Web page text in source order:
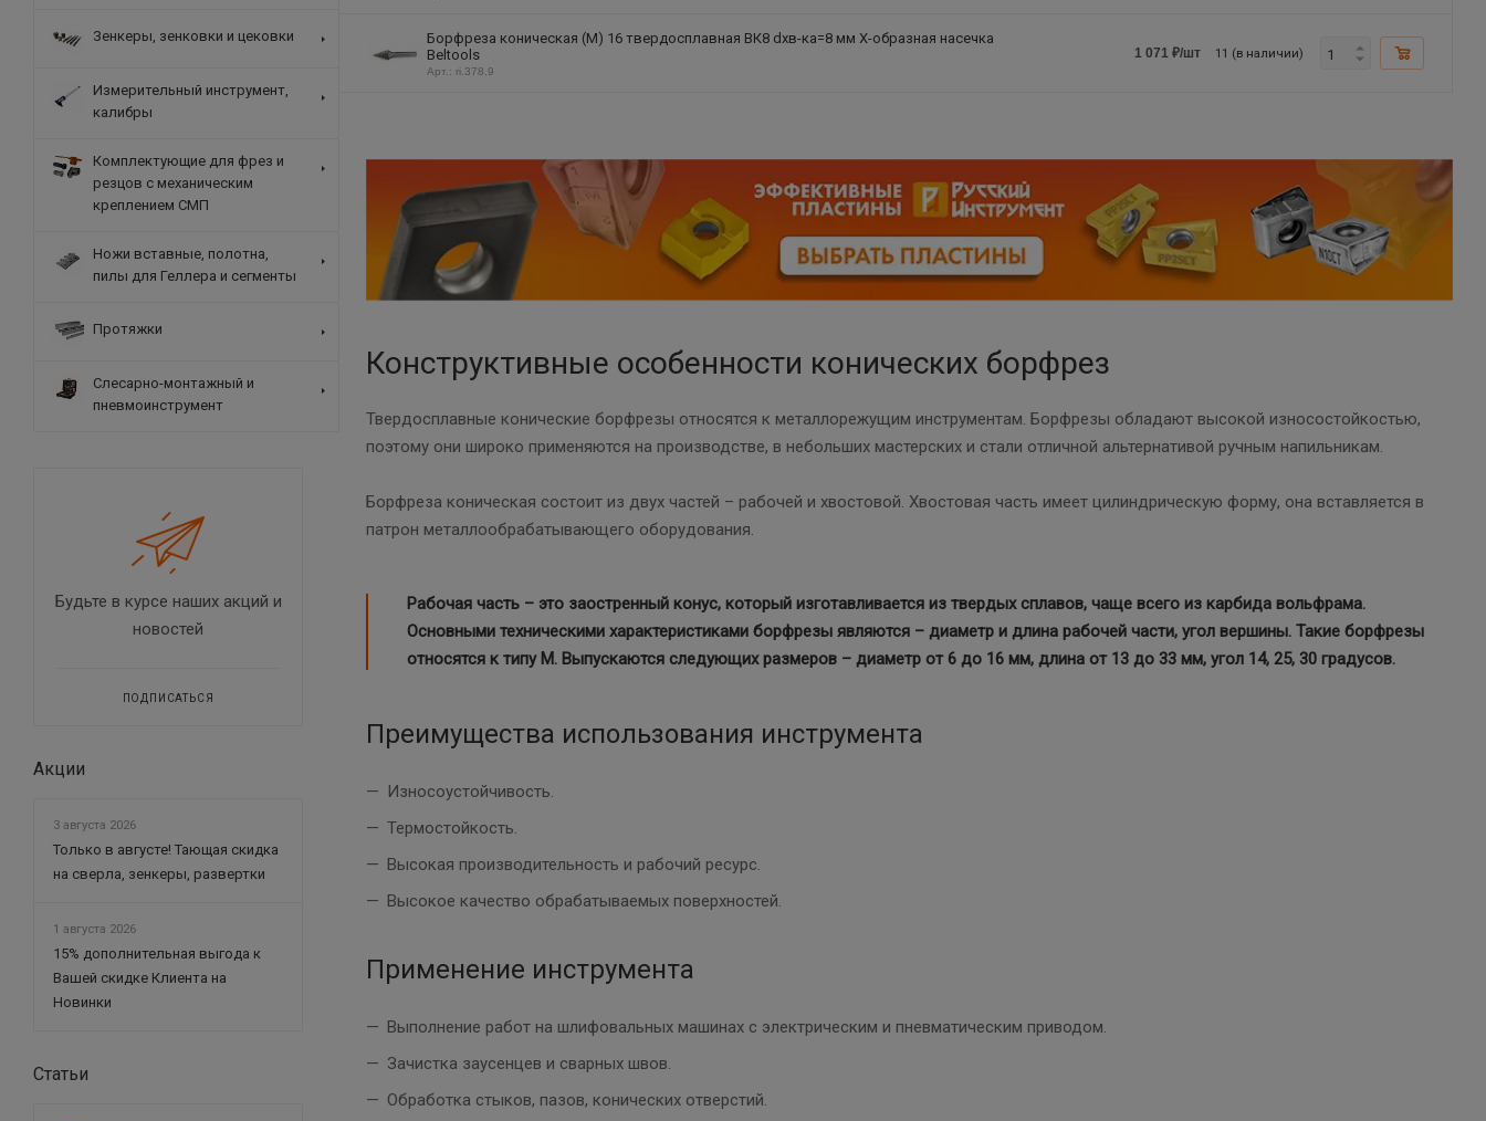
Борфреза коническая (M) 16 твердосплавная ВК8 dхв-ка=8 мм Х-образная насечка
Beltools
Арт.: ri.378.9
1 071 ₽/шт 11 (в наличии)
Конструктивные особенности конических борфрез
Твердосплавные конические борфрезы относятся к металлорежущим инструментам. Борфрезы обладают высокой износостойкостью,
поэтому они широко применяются на производстве, в небольших мастерских и стали отличной альтернативой ручным напильникам.
Борфреза коническая состоит из двух частей – рабочей и хвостовой. Хвостовая часть имеет цилиндрическую форму, она вставляется в
патрон металлообрабатывающего оборудования.
Рабочая часть – это заостренный конус, который изготавливается из твердых сплавов, чаще всего из карбида вольфрама.
Основными техническими характеристиками борфрезы являются – диаметр и длина рабочей части, угол вершины. Такие борфрезы
относятся к типу М. Выпускаются следующих размеров – диаметр от 6 до 16 мм, длина от 13 до 33 мм, угол 14, 25, 30 градусов.
Преимущества использования инструмента
Износоустойчивость.
Термостойкость.
Высокая производительность и рабочий ресурс.
Высокое качество обрабатываемых поверхностей.
Применение инструмента
Выполнение работ на шлифовальных машинах с электрическим и пневматическим приводом.
Зачистка заусенцев и сварных швов.
Обработка стыков, пазов, конических отверстий.
Зенкеры, зенковки и цековки
Измерительный инструмент,
калибры
Комплектующие для фрез и
резцов с механическим
креплением СМП
Ножи вставные, полотна,
пилы для Геллера и сегменты
Протяжки
Слесарно-монтажный и
пневмоинструмент
Будьте в курсе наших акций и
новостей
ПОДПИСАТЬСЯ
Акции
3 августа 2026
Только в августе! Тающая скидка
на сверла, зенкеры, развертки
1 августа 2026
15% дополнительная выгода к
Вашей скидке Клиента на
Новинки
Статьи